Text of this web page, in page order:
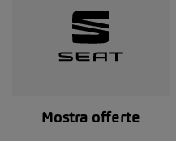
Mostra offerte